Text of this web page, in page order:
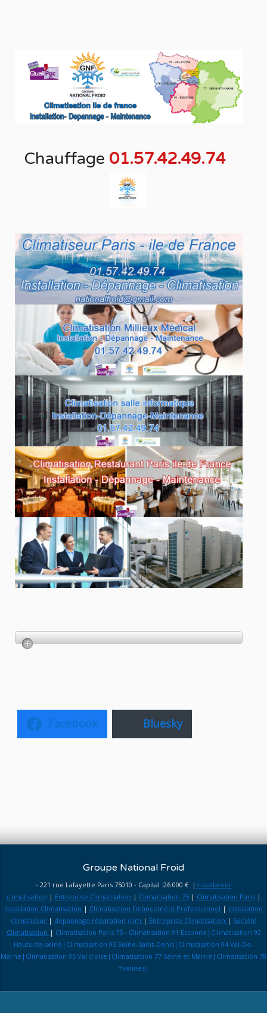
Chauffage 01.57.42.49.74
Facebook Bluesky
Groupe National Froid
- 221 rue Lafayette Paris 75010 - Capital :26 000 € | installateur
climatisation | Entreprise Climatisation | Climatisation 75| Climatisation Paris|
installation Climatisation | Climatisation Financement Professionnel | installation
climatiseur | depannage réparation clim | Entreprise Climatisation | Société
Climatisation | Climatisation Paris 75 - Climatisation 91 Essonne|Climatisation 92
Hauts-de-seine|Climatisation 93 Seine-Saint-Denis|Climatisation 94 Val-De-
Marne|Climatisation 95 Val d'oise|Climatisation 77 Seine et Marne|Climatisation 78
Yvelines|